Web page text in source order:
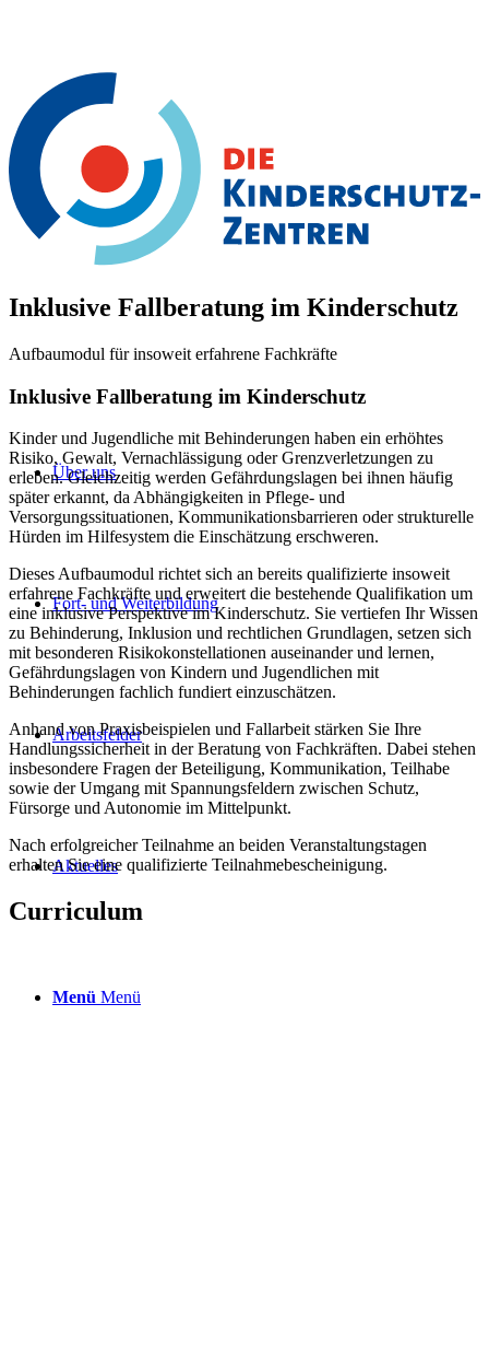
Über uns
Fort- und Weiterbildung
Arbeitsfelder
Aktuelles
Menü Menü
Inklusive Fallberatung im Kinderschutz
Aufbaumodul für insoweit erfahrene Fachkräfte
Inklusive Fallberatung im Kinderschutz
Kinder und Jugendliche mit Behinderungen haben ein erhöhtes
Risiko, Gewalt, Vernachlässigung oder Grenzverletzungen zu
erleben. Gleichzeitig werden Gefährdungslagen bei ihnen häufig
später erkannt, da Abhängigkeiten in Pflege- und
Versorgungssituationen, Kommunikationsbarrieren oder strukturelle
Hürden im Hilfesystem die Einschätzung erschweren.
Dieses Aufbaumodul richtet sich an bereits qualifizierte insoweit
erfahrene Fachkräfte und erweitert die bestehende Qualifikation um
eine inklusive Perspektive im Kinderschutz. Sie vertiefen Ihr Wissen
zu Behinderung, Inklusion und rechtlichen Grundlagen, setzen sich
mit besonderen Risikokonstellationen auseinander und lernen,
Gefährdungslagen von Kindern und Jugendlichen mit
Behinderungen fachlich fundiert einzuschätzen.
Anhand von Praxisbeispielen und Fallarbeit stärken Sie Ihre
Handlungssicherheit in der Beratung von Fachkräften. Dabei stehen
insbesondere Fragen der Beteiligung, Kommunikation, Teilhabe
sowie der Umgang mit Spannungsfeldern zwischen Schutz,
Fürsorge und Autonomie im Mittelpunkt.
Nach erfolgreicher Teilnahme an beiden Veranstaltungstagen
erhalten Sie eine qualifizierte Teilnahmebescheinigung.
Curriculum